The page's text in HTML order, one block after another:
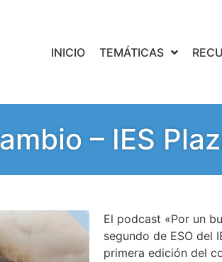
INICIO TEMÁTICAS
– IES
El podcast «Por un
segundo de ESO del
primera edición del